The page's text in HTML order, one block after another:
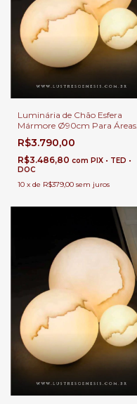
Luminária de Chão Esfera
Mármore Ø90cm Para Áreas
Internas e Externas.
R$3.790,00
R$3.486,80 com PIX • TED •
DOC
10 x de R$379,00 sem juros